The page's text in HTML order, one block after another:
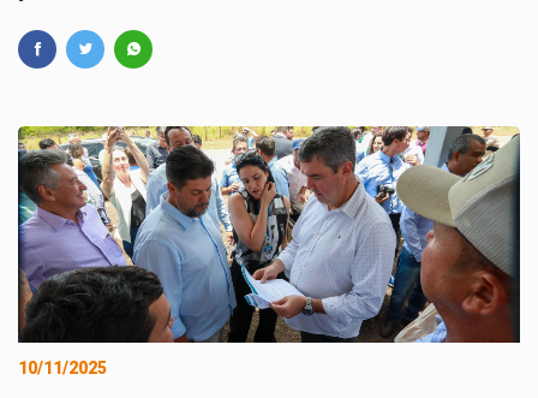
10/11/2025